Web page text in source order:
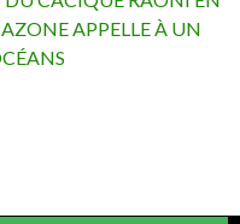
APPELLE À UN